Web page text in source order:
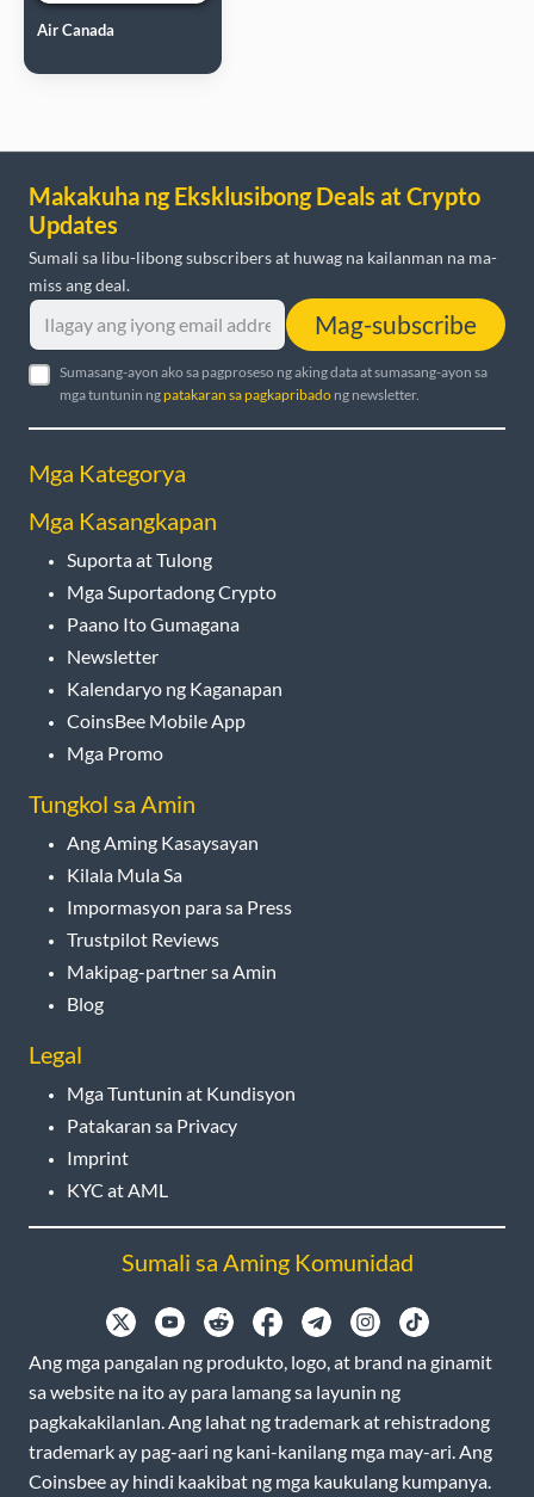
Air Canada
Makakuha ng Eksklusibong Deals at Crypto
Updates
Sumali sa libu-libong subscribers at huwag na kailanman na ma-
miss ang deal.
Mag-subscribe
Sumasang-ayon ako sa pagproseso ng aking data at sumasang-ayon sa
mga tuntunin ngpatakaran sa pagkapribado ng newsletter.
Mga Kategorya
Mga Kasangkapan
Suporta at Tulong
Mga Suportadong Crypto
Paano Ito Gumagana
Newsletter
Kalendaryo ng Kaganapan
CoinsBee Mobile App
Mga Promo
Tungkol sa Amin
Ang Aming Kasaysayan
Kilala Mula Sa
Impormasyon para sa Press
Trustpilot Reviews
Makipag-partner sa Amin
Blog
Legal
Mga Tuntunin at Kundisyon
Patakaran sa Privacy
Imprint
KYC at AML
Sumali sa Aming Komunidad
Ang mga pangalan ng produkto, logo, at brand na ginamit
sa website na ito ay para lamang sa layunin ng
pagkakakilanlan. Ang lahat ng trademark at rehistradong
trademark ay pag-aari ng kani-kanilang mga may-ari. Ang
Coinsbee ay hindi kaakibat ng mga kaukulang kumpanya.